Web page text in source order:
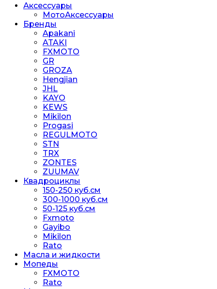
Аксессуары
МотоАксессуары
Бренды
Apakani
ATAKI
FXMOTO
GR
GROZA
Hengjian
JHL
KAYO
KEWS
Mikilon
Progasi
REGULMOTO
STN
TRX
ZONTES
ZUUMAV
Квадроциклы
150-250 куб.см
300-1000 куб.см
50-125 куб.см
Fxmoto
Gayibo
Mikilon
Rato
Масла и жидкости
Мопеды
FXMOTO
Rato